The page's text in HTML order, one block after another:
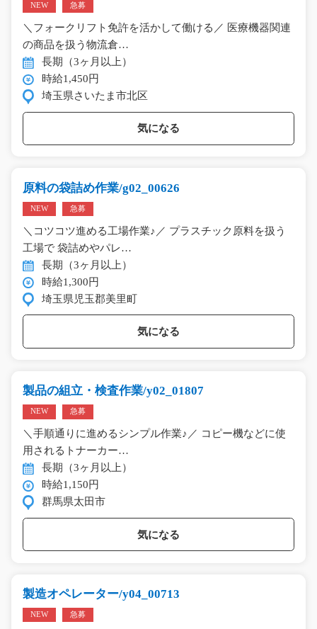
NEW 急募
＼フォークリフト免許を活かして働ける／ 医療機器関連
の商品を扱う物流倉…
長期（3ヶ月以上）
時給1,450円
埼玉県さいたま市北区
気になる
原料の袋詰め作業/g02_00626
NEW 急募
＼コツコツ進める工場作業♪／ プラスチック原料を扱う
工場で 袋詰めやパレ…
長期（3ヶ月以上）
時給1,300円
埼玉県児玉郡美里町
気になる
製品の組立・検査作業/y02_01807
NEW 急募
＼手順通りに進めるシンプル作業♪／ コピー機などに使
用されるトナーカー…
長期（3ヶ月以上）
時給1,150円
群馬県太田市
気になる
製造オペレーター/y04_00713
NEW 急募